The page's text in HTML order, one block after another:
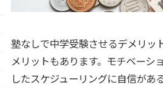
塾なしで中学受験させるデメリッ
メリットもあります。モチベーシ
したスケジューリングに自信があ